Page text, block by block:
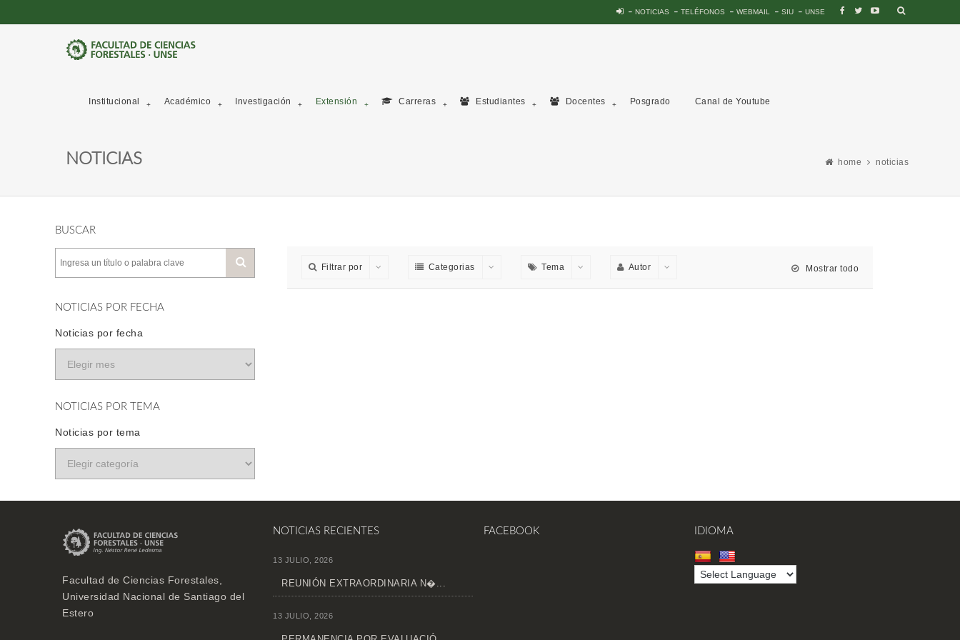
NOTICIAS TELÉFONOS WEBMAIL SIU UNSE
Institucional Académico Investigación Extensión Carreras Estudiantes Docentes Posgrado Canal de Youtube
NOTICIAS home noticias
BUSCAR
NOTICIAS POR FECHA
Noticias por fecha
NOTICIAS POR TEMA
Noticias por tema
Filtrar por Categorias Tema Autor Mostrar todo
Facultad de Ciencias Forestales,
Universidad Nacional de Santiago del
Estero
NOTICIAS RECIENTES
13 JULIO, 2026
REUNIÓN EXTRAORDINARIA N�...
13 JULIO, 2026
FACEBOOK IDIOMA